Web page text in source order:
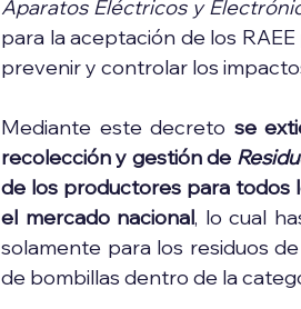
Aparatos Eléctricos y
para la aceptación de los
prevenir y controlar los
Mediante este decreto se
recolección y gestión de
de los productores para todos
el mercado nacional, lo cual
solamente para los residuos
de bombillas dentro de la